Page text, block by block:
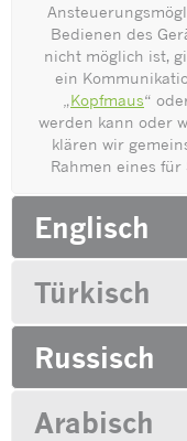
Bedienen des
nicht möglich ist,
ein
„Kopfmaus“
werden kann oder
klären wir
Rahmen eines
Englisch
Türkisch
Russisch
Arabisch